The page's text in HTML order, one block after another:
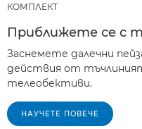
КОМПЛЕКТ
Приближете се с
Заснемете далечни
действия от
телеобективи.
НАУЧЕТЕ ПОВЕЧЕ